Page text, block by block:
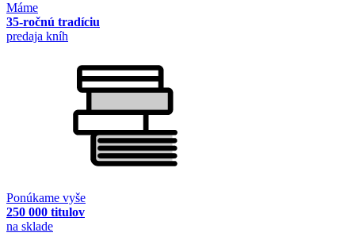
Máme
35-ročnú tradíciu
predaja kníh
Ponúkame vyše
250 000 titulov
na sklade